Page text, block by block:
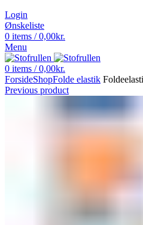
Login
Ønskeliste
0 items / 0,00kr.
Menu
0 items / 0,00kr.
ForsideShopFolde elastik
Previous product